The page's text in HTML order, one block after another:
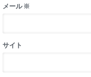
メール※
サイト